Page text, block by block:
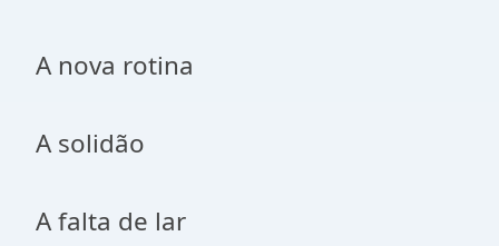
A nova rotina
A solidão
A falta de lar